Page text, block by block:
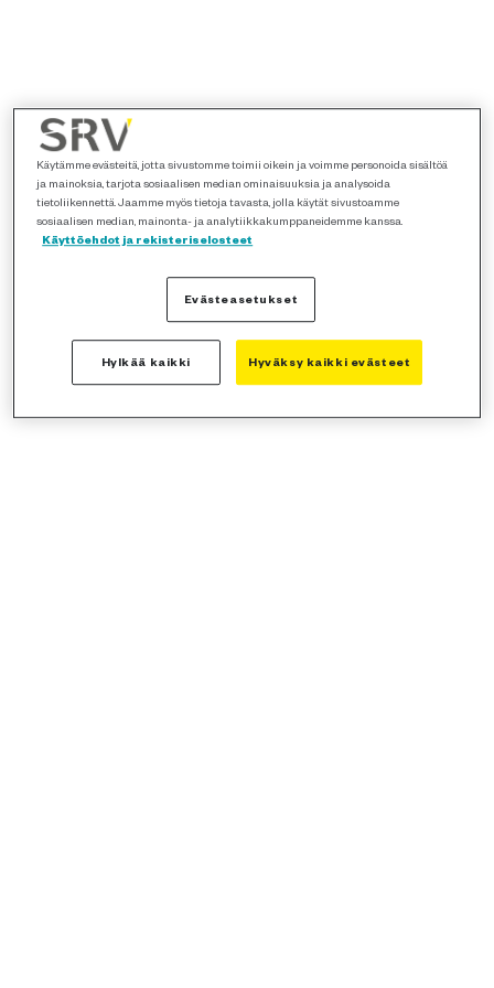
Käytämme evästeitä, jotta sivustomme toimii oikein ja voimme personoida sisältöä
ja mainoksia, tarjota sosiaalisen median ominaisuuksia ja analysoida
tietoliikennettä. Jaamme myös tietoja tavasta, jolla käytät sivustoamme
sosiaalisen median, mainonta- ja analytiikkakumppaneidemme kanssa.
Käyttöehdot ja rekisteriselosteet
Evästeasetukset
Hylkää kaikki Hyväksy kaikki evästeet